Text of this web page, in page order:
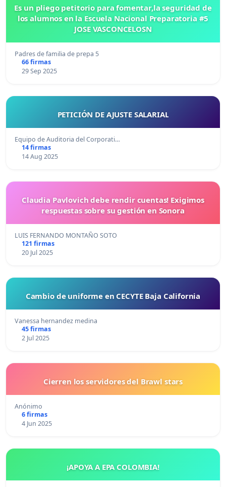
Es un pliego petitorio para fomentar,la seguridad de
los alumnos en la Escuela Nacional Preparatoria #5
JOSE VASCONCELOSN
Padres de familia de prepa 5
66 firmas
29 Sep 2025
PETICIÓN DE AJUSTE SALARIAL
Equipo de Auditoria del Corporati…
14 firmas
14 Aug 2025
Claudia Pavlovich debe rendir cuentas! Exigimos
respuestas sobre su gestión en Sonora
LUIS FERNANDO MONTAÑO SOTO
121 firmas
20 Jul 2025
Cambio de uniforme en CECYTE Baja California
Vanessa hernandez medina
45 firmas
2 Jul 2025
Cierren los servidores del Brawl stars
Anónimo
6 firmas
4 Jun 2025
¡APOYA A EPA COLOMBIA!